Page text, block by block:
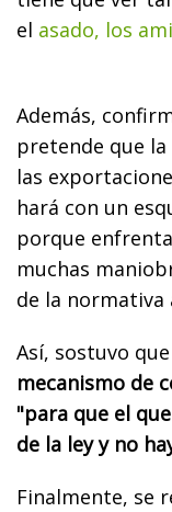
el asado, los
Además,
pretende que
las
hará con un
porque
muchas
de la normativa
Así, sostuvo
mecanismo de
"para que el
de la ley y no
Finalmente, se